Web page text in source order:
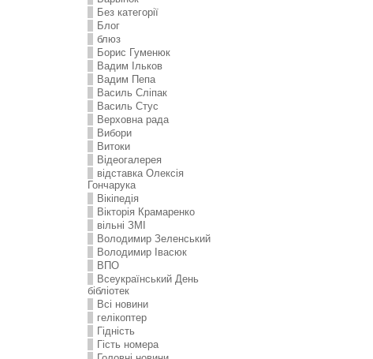
Без категорії
Блог
блюз
Борис Гуменюк
Вадим Ільков
Вадим Пепа
Василь Сліпак
Василь Стус
Верховна рада
Вибори
Витоки
Відеогалерея
відставка Олексія
Гончарука
Вікіпедія
Вікторія Крамаренко
вільні ЗМІ
Володимир Зеленський
Володимир Івасюк
ВПО
Всеукраїнський День
бібліотек
Всі новини
гелікоптер
Гідність
Гість номера